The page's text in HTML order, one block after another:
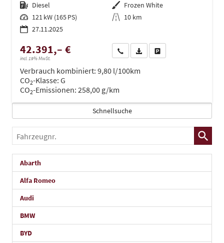
Kraftstoff Diesel Außenfarbe Frozen White
Leistung 121 kW (165 PS) Kilometerstand 10 km
27.11.2025
42.391,– €
incl. 19% MwSt.
Wir rufen Sie anPDF-Datei, Fahrzeugexposé
Verbrauch kombiniert: 9,80 l/100km
CO2-Klasse: G
CO2-Emissionen: 258,00 g/km
Schnellsuche
Fahrzeugnr.
Abarth
Alfa Romeo
Audi
BMW
BYD